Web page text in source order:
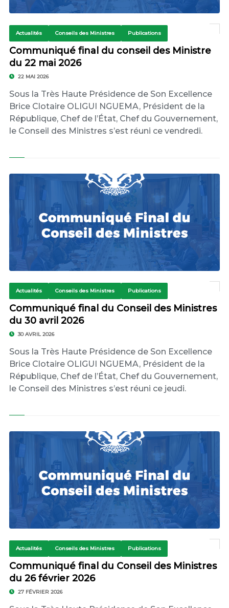
Actualités Conseils des Ministres Publications
Communiqué final du conseil des Ministre
du 22 mai 2026
22 MAI 2026
Sous la Très Haute Présidence de Son Excellence
Brice Clotaire OLIGUI NGUEMA, Président de la
République, Chef de l’État, Chef du Gouvernement,
le Conseil des Ministres s’est réuni ce vendredi.
Actualités Conseils des Ministres Publications
Communiqué final du Conseil des Ministres
du 30 avril 2026
30 AVRIL 2026
Sous la Très Haute Présidence de Son Excellence
Brice Clotaire OLIGUI NGUEMA, Président de la
République, Chef de l’État, Chef du Gouvernement,
le Conseil des Ministres s’est réuni ce jeudi.
Actualités Conseils des Ministres Publications
Communiqué final du Conseil des Ministres
du 26 février 2026
27 FÉVRIER 2026